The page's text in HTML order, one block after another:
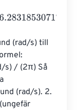
(rad/s) till
s) / (2π) Så
(rad/s). 2.